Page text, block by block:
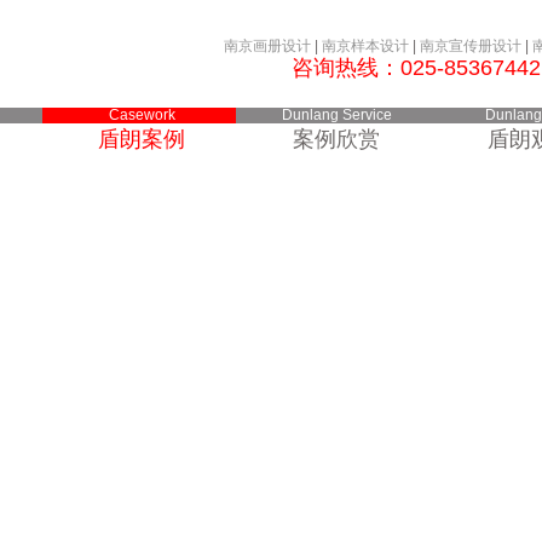
南京画册设计| 南京样本设计| 南京宣传册设计|
咨询热线： 025-
Casework
盾朗案例
Dunlang Service
案例欣赏 盾朗